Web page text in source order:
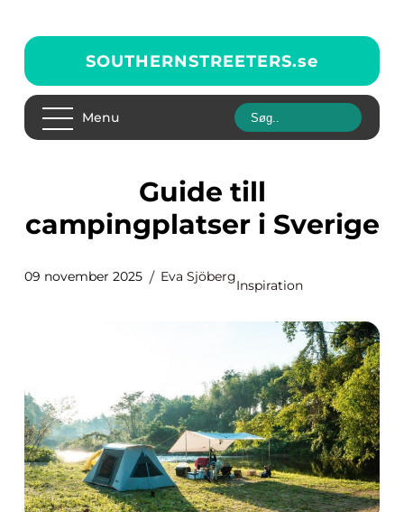
SOUTHERNSTREETERS.se
Menu
Guide till
campingplatser i Sverige
09 november 2025 Eva Sjöberg
Inspiration